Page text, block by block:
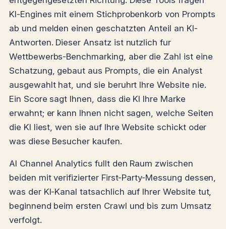
KI-Engines mit einem Stichprobenkorb von Prompts
ab und melden einen geschatzten Anteil an KI-
Antworten. Dieser Ansatz ist nutzlich fur
Wettbewerbs-Benchmarking, aber die Zahl ist eine
Schatzung, gebaut aus Prompts, die ein Analyst
ausgewahlt hat, und sie beruhrt Ihre Website nie.
Ein Score sagt Ihnen, dass die KI Ihre Marke
erwahnt; er kann Ihnen nicht sagen, welche Seiten
die KI liest, wen sie auf Ihre Website schickt oder
was diese Besucher kaufen.
AI Channel Analytics fullt den Raum zwischen
beiden mit verifizierter First-Party-Messung dessen,
was der KI-Kanal tatsachlich auf Ihrer Website tut,
beginnend beim ersten Crawl und bis zum Umsatz
verfolgt.